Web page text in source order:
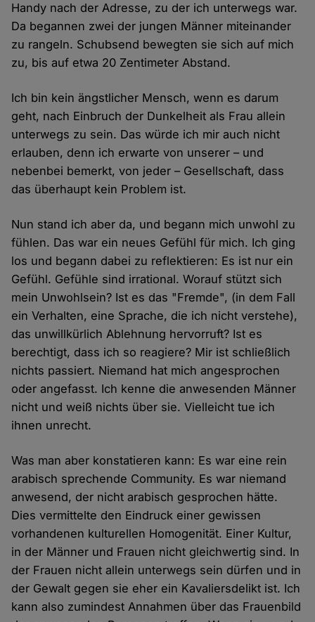
Handy nach der Adresse, zu der ich unterwegs war.
Da begannen zwei der jungen Männer miteinander
zu rangeln. Schubsend bewegten sie sich auf mich
zu, bis auf etwa 20 Zentimeter Abstand.
Ich bin kein ängstlicher Mensch, wenn es darum
geht, nach Einbruch der Dunkelheit als Frau allein
unterwegs zu sein. Das würde ich mir auch nicht
erlauben, denn ich erwarte von unserer – und
nebenbei bemerkt, von jeder – Gesellschaft, dass
das überhaupt kein Problem ist.
Nun stand ich aber da, und begann mich unwohl zu
fühlen. Das war ein neues Gefühl für mich. Ich ging
los und begann dabei zu reflektieren: Es ist nur ein
Gefühl. Gefühle sind irrational. Worauf stützt sich
mein Unwohlsein? Ist es das "Fremde", (in dem Fall
ein Verhalten, eine Sprache, die ich nicht verstehe),
das unwillkürlich Ablehnung hervorruft? Ist es
berechtigt, dass ich so reagiere? Mir ist schließlich
nichts passiert. Niemand hat mich angesprochen
oder angefasst. Ich kenne die anwesenden Männer
nicht und weiß nichts über sie. Vielleicht tue ich
ihnen unrecht.
Was man aber konstatieren kann: Es war eine rein
arabisch sprechende Community. Es war niemand
anwesend, der nicht arabisch gesprochen hätte.
Dies vermittelte den Eindruck einer gewissen
vorhandenen kulturellen Homogenität. Einer Kultur,
in der Männer und Frauen nicht gleichwertig sind. In
der Frauen nicht allein unterwegs sein dürfen und in
der Gewalt gegen sie eher ein Kavaliersdelikt ist. Ich
kann also zumindest Annahmen über das Frauenbild